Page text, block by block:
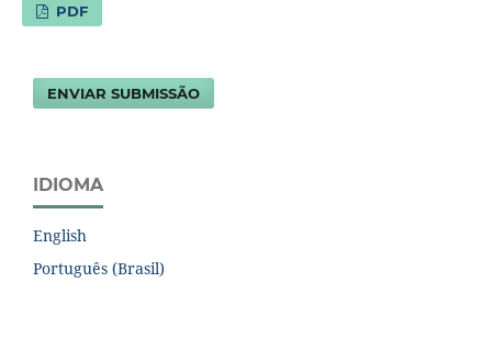
PDF
ENVIAR SUBMISSÃO
IDIOMA
English
Português (Brasil)